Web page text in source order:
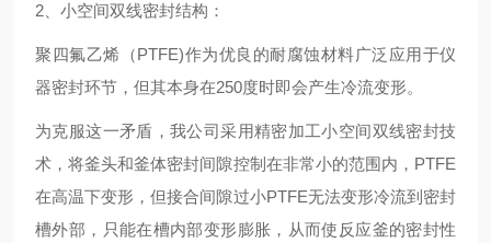
2、小空间双线密封结构：
聚四氟乙烯（PTFE)作为优良的耐腐蚀材料广泛应用于仪
器密封环节，但其本身在250度时即会产生冷流变形。
为克服这一矛盾，我公司采用精密加工小空间双线密封技
术，将釜头和釜体密封间隙控制在非常小的范围内，PTFE
在高温下变形，但接合间隙过小PTFE无法变形冷流到密封
槽外部，只能在槽内部变形膨胀，从而使反应釜的密封性